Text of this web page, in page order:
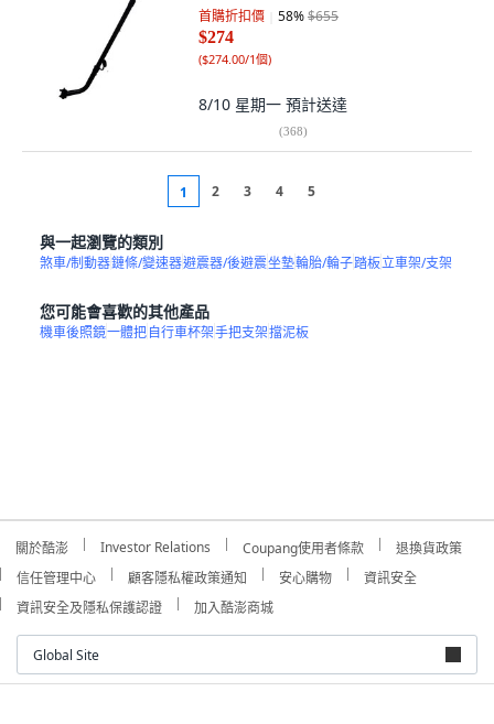
首購折扣價 58%$655
$274
($274.00/1個)
8/10 星期一 預計送達
(368)
1 2 3 4 5
與一起瀏覽的類別
煞車/制動器鏈條/變速器避震器/後避震坐墊輪胎/輪子踏板立車架/支架
您可能會喜歡的其他產品
機車後照鏡一體把自行車杯架手把支架擋泥板
關於酷澎 Investor Relations Coupang使用者條款
退換貨政策
信任管理中心
顧客隱私權政策通知 安心購物
資訊安全
資訊安全及隱私保護認證
加入酷澎商城
Global Site